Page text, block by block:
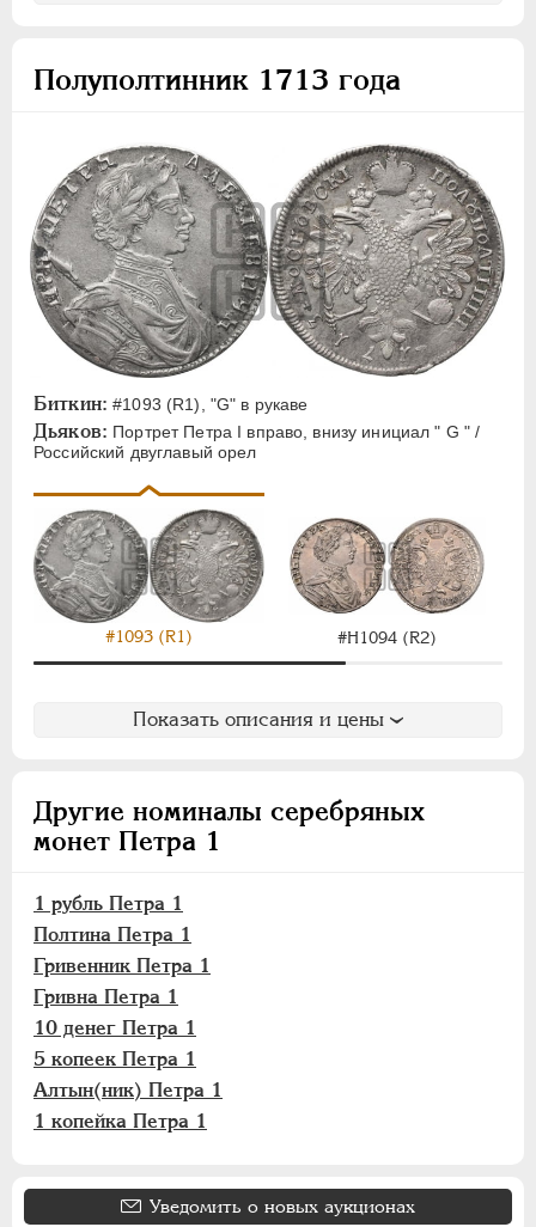
Полуполтинник 1713 года
Биткин: #1093 (R1), "G" в рукаве
Дьяков: Портрет Петра I вправо, внизу инициал " G " /
Российский двуглавый орел
#1093 (R1) #H1094 (R2)
Показать описания и цены
Другие номиналы серебряных
монет Петра 1
1 рубль Петра 1
Полтина Петра 1
Гривенник Петра 1
Гривна Петра 1
10 денег Петра 1
5 копеек Петра 1
Алтын(ник) Петра 1
1 копейка Петра 1
Уведомить о новых аукционах